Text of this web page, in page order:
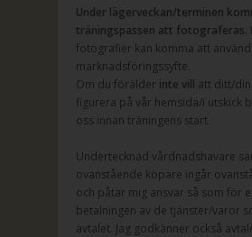
Under lägerveckan/terminen
träningspassen att fotograferas.
fotografier kan komma att
marknadsföringssyfte.
Om du förälder inte vill att ditt/
figurera på vår hemsida/i utskick
oss innan träningens start.
Undertecknad vårdnadshavare
ovanstående köpare ingår
och påtar mig ansvar så som för
betalningen av de tjänster/varor
avtalet. Jag godkänner också